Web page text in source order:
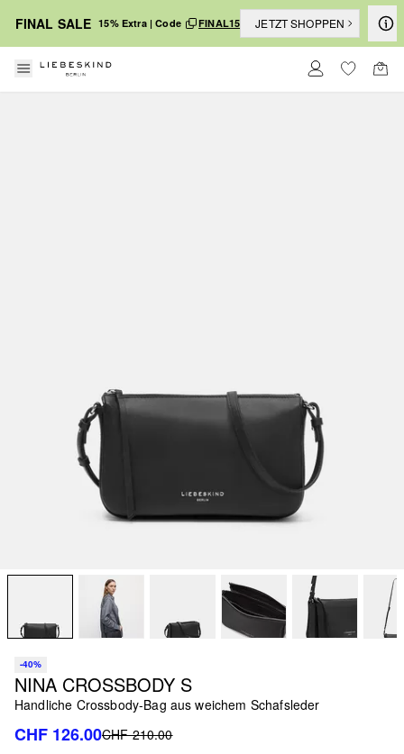
FINAL SALE 15% Extra | Code FINAL15 JETZT SHOPPEN
-40%
NINA CROSSBODY S
Handliche Crossbody-Bag aus weichem Schafsleder
CHF 126.00CHF 210.00